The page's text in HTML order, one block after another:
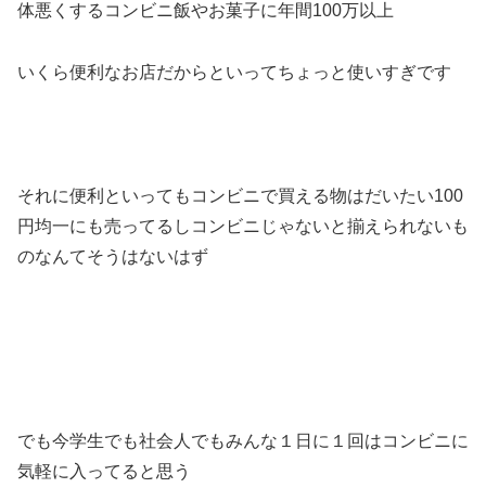
体悪くするコンビニ飯やお菓子に年間100万以上
いくら便利なお店だからといってちょっと使いすぎです
それに便利といってもコンビニで買える物はだいたい100
円均一にも売ってるしコンビニじゃないと揃えられないも
のなんてそうはないはず
でも今学生でも社会人でもみんな１日に１回はコンビニに
気軽に入ってると思う